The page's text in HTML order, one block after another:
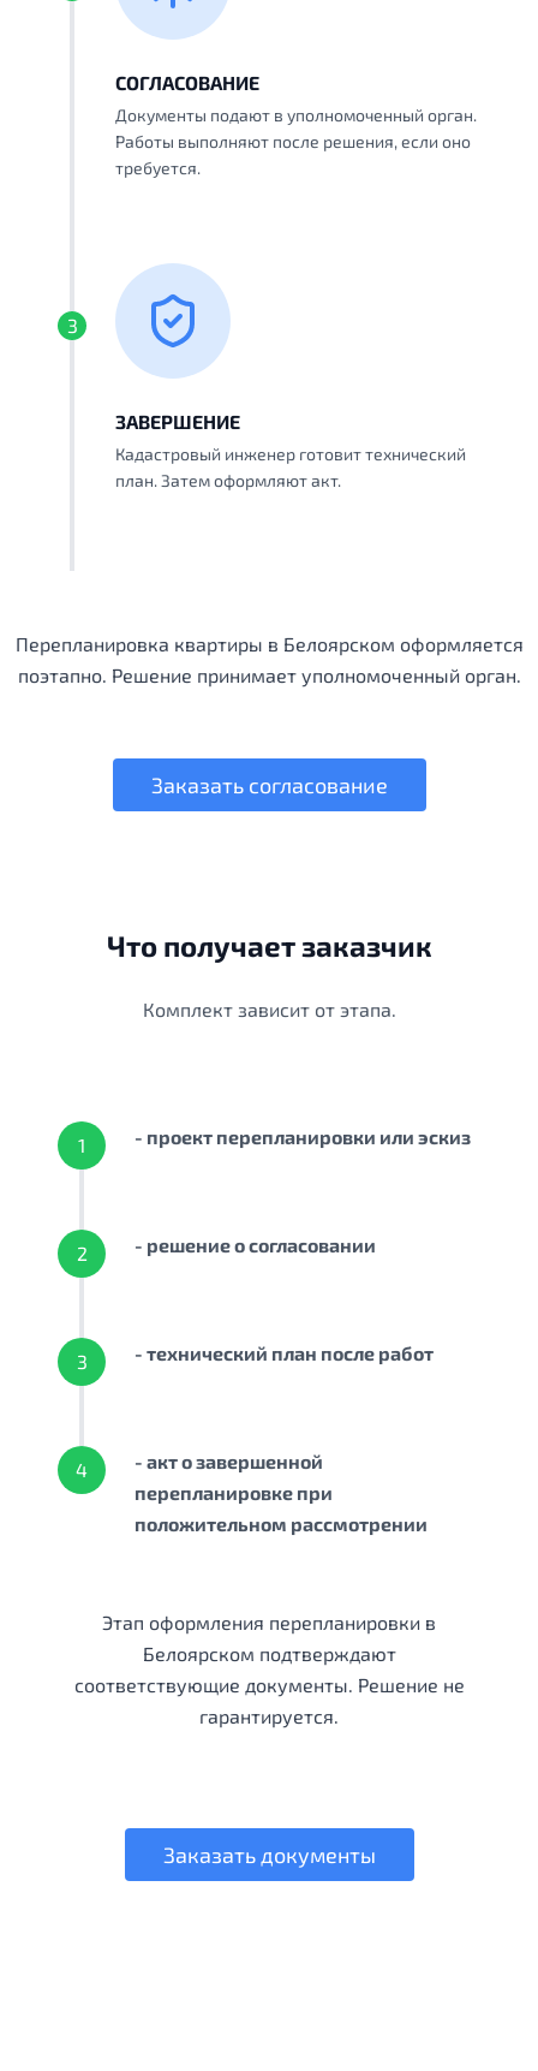
СОГЛАСОВАНИЕ
Документы подают в уполномоченный орган.
Работы выполняют после решения, если оно
требуется.
3
ЗАВЕРШЕНИЕ
Кадастровый инженер готовит технический
план. Затем оформляют акт.
Перепланировка квартиры в Белоярском оформляется
поэтапно. Решение принимает уполномоченный орган.
Заказать согласование
Что получает заказчик
Комплект зависит от этапа.
1 - проект перепланировки или эскиз
2 - решение о согласовании
3 - технический план после работ
4
- акт о завершенной
перепланировке при
положительном рассмотрении
Этап оформления перепланировки в
Белоярском подтверждают
соответствующие документы. Решение не
гарантируется.
Заказать документы